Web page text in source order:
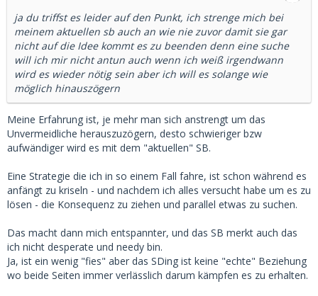
ja du triffst es leider auf den Punkt, ich strenge mich bei
meinem aktuellen sb auch an wie nie zuvor damit sie gar
nicht auf die Idee kommt es zu beenden denn eine suche
will ich mir nicht antun auch wenn ich weiß irgendwann
wird es wieder nötig sein aber ich will es solange wie
möglich hinauszögern
Meine Erfahrung ist, je mehr man sich anstrengt um das
Unvermeidliche herauszuzögern, desto schwieriger bzw
aufwändiger wird es mit dem "aktuellen" SB.
Eine Strategie die ich in so einem Fall fahre, ist schon während es
anfängt zu kriseln - und nachdem ich alles versucht habe um es zu
lösen - die Konsequenz zu ziehen und parallel etwas zu suchen.
Das macht dann mich entspannter, und das SB merkt auch das
ich nicht desperate und needy bin.
Ja, ist ein wenig "fies" aber das SDing ist keine "echte" Beziehung
wo beide Seiten immer verlässlich darum kämpfen es zu erhalten.